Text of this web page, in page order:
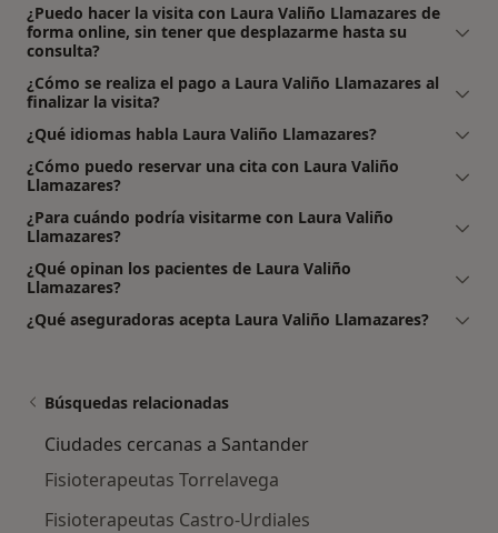
¿Puedo hacer la visita con Laura Valiño Llamazares de
forma online, sin tener que desplazarme hasta su
consulta?
¿Cómo se realiza el pago a Laura Valiño Llamazares al
finalizar la visita?
¿Qué idiomas habla Laura Valiño Llamazares?
¿Cómo puedo reservar una cita con Laura Valiño
Llamazares?
¿Para cuándo podría visitarme con Laura Valiño
Llamazares?
¿Qué opinan los pacientes de Laura Valiño
Llamazares?
¿Qué aseguradoras acepta Laura Valiño Llamazares?
Búsquedas relacionadas
Ciudades cercanas a Santander
Fisioterapeutas Torrelavega
Fisioterapeutas Castro-Urdiales